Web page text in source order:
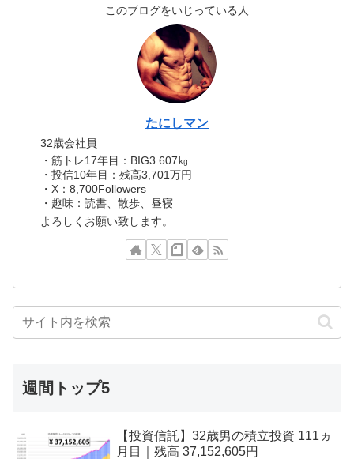
このブログをいじっている人
たにしマン
32歳会社員
・筋トレ17年目：BIG3 607㎏
・投信10年目：残高3,701万円
・X：8,700Followers
・趣味：読書、散歩、昼寝
よろしくお願い致します。
週間トップ5
【投資信託】32歳男の積立投資 111ヵ
月目｜残高 37,152,605円